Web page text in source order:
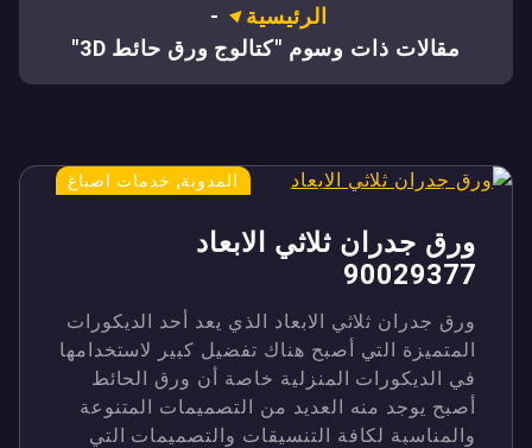
الرئيسية
-
مقالات ذات وسوم "كتالوج ورق حائط 3D"
المدونة, خدمات اصباغ
ورق جدران ثلاثي الابعاد
90029377
ورق جدران ثلاثي الابعاد الذي يعد أحد الديكورات
المتميزة التي أصبح هناك تفضيل كبير لاستخدامها
في الديكورات المنزلية خاصة أن ورق الحائط
أصبح يوجد منه العديد من التصميمات المتنوعة
والمناسبة لكافة التنسيقات والتصميمات التي